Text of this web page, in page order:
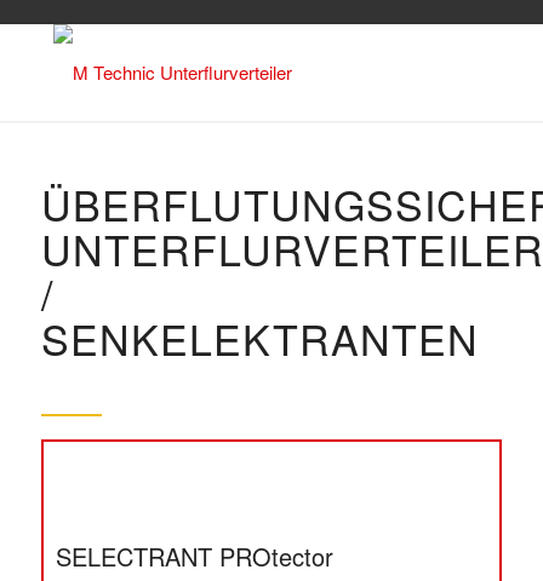
UNTERFLURVERTEILER
/
SENKELEKTRANTEN
SELECTRANT PROtector